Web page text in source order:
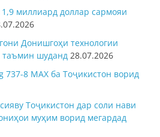
миллиард доллар сармояи
Донишгоҳи технологии
таъмин шуданд 28.07.2026
8 MAX ба Тоҷикистон ворид
Тоҷикистон дар соли нави
муҳим ворид мегардад